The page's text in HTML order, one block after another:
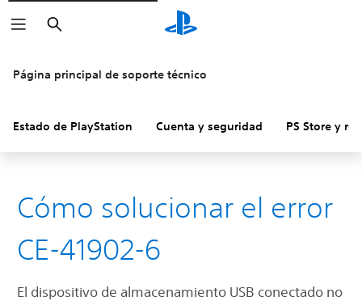
Buscar
Página principal de soporte técnico
Estado de PlayStation Cuenta y seguridad PS Store y
Cómo solucionar el error
CE-41902-6
El dispositivo de almacenamiento USB conectado no